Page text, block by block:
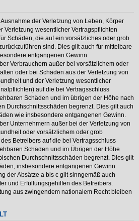
der Verletzung von Leben, Körper
Verletzung wesentlicher Vertragspflichten
Schäden, die auf ein vorsätzliches oder grob
sind. Dies gilt auch für mittelbare
entgangenen Gewinn.
Verbrauchern außer bei vorsätzlichem oder
oder bei Schäden aus der Verletzung von
und der Verletzung wesentlicher
auf die bei Vertragsschluss
Schäden und im übrigen der Höhe nach
Durchschnittsschäden begrenzt. Dies gilt auch
wie insbesondere entgangenen Gewinn.
Unternehmern außer bei der Verletzung von
oder vorsätzlichem oder grob
Betreibers auf die bei Vertragsschluss
Schäden und im Übrigen der Höhe
Durchschnittsschäden begrenzt. Dies gilt
insbesondere entgangenen Gewinn.
der Absätze a bis c gilt sinngemäß auch
und Erfüllungsgehilfen des Betreibers.
aus zwingendem nationalem Recht bleiben